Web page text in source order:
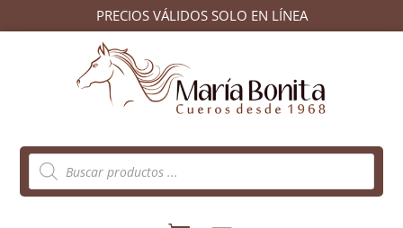
PRECIOS VÁLIDOS SOLO EN LÍNEA
Búsqueda
de
productos